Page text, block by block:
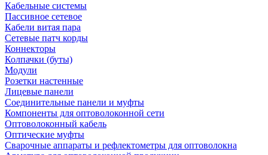
Кабельные системы
Пассивное сетевое
Кабели витая пара
Сетевые патч корды
Коннекторы
Колпачки (буты)
Модули
Розетки настенные
Лицевые панели
Соединительные панели и муфты
Компоненты для оптоволоконной сети
Оптоволоконный кабель
Оптические муфты
Сварочные аппараты и рефлектометры для оптоволокна